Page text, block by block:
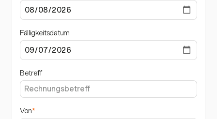
Fälligkeitsdatum
Betreff
Von*